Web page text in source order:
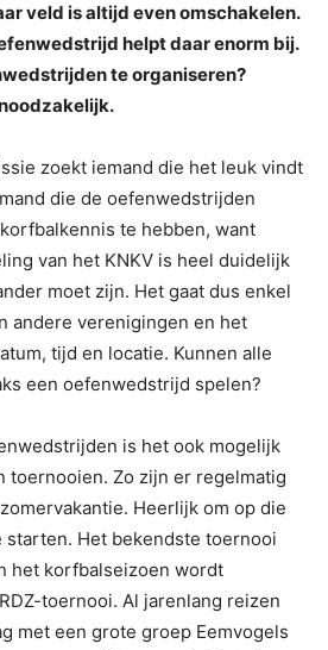
veld is altijd even omschakelen.
helpt daar enorm bij.
te organiseren?
zoekt iemand die het leuk vindt
die de oefenwedstrijden
te hebben, want
van het KNKV is heel duidelijk
moet zijn. Het gaat dus enkel
andere verenigingen en het
tijd en locatie. Kunnen alle
een oefenwedstrijd spelen?
is het ook mogelijk
toernooien. Zo zijn er regelmatig
Heerlijk om op die
starten. Het bekendste toernooi
het korfbalseizoen wordt
toernooi. Al jarenlang reizen
met een grote groep Eemvogels